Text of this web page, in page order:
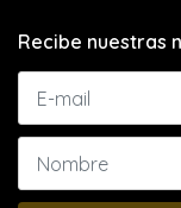
Recibe nuestras